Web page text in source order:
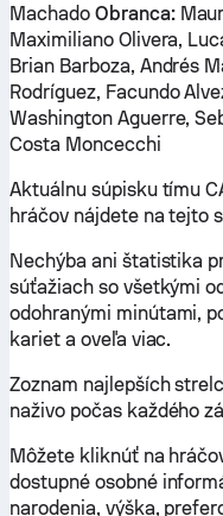
Machado Obranca:
Maximiliano Olivera,
Brian Barboza, Andrés
Rodríguez, Facundo
Washington Aguerre,
Costa Moncecchi
Aktuálnu súpisku tímu
hráčov nájdete na tejto
Nechýba ani štatistika
súťažiach so všetkými
odohranými minútami,
kariet a oveľa viac.
Zoznam najlepších
naživo počas každého
Môžete kliknúť na
dostupné osobné
narodenia, výška,